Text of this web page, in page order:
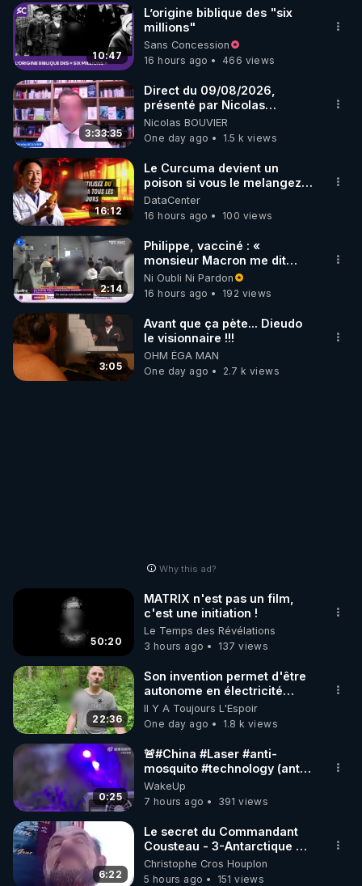
▶ 30 jours gratuit sur l’application de méditation et
de bien-être ENVOL :
Rendez-vous sur https://www.envol.app/code
le code : REGENERE
10:47
L’origine biblique des "six
millions"
Sans Concession
16 hours ago
466 views
3:33:35
Direct du 09/08/2026,
présenté par Nicolas
BOUVIER
Nicolas BOUVIER
One day ago
1.5 k views
16:12
Le Curcuma devient un
poison si vous le melangez
avec l'un de ces 3 aliments
DataCenter
16 hours ago
100 views
2:14
Philippe, vacciné : «
monsieur Macron me dit
qu'il emmerde ma fille, donc
moi je suis insulté »
Ni Oubli Ni Pardon
16 hours ago
192 views
3:05
Avant que ça pète... Dieudo
le visionnaire !!!
OHM ÉGA MAN
One day ago
2.7 k views
Why this ad?
50:20
MATRIX n'est pas un film,
c'est une initiation !
Le Temps des Révélations
3 hours ago
137 views
22:36
Son invention permet d'être
autonome en électricité
avec un simple ruisseau
Il Y A Toujours L'Espoir
One day ago
1.8 k views
0:25
🚨#China #Laser #anti-
mosquito #technology (anti
#moustique) Photon Matrix
WakeUp
7 hours ago
391 views
6:22
Le secret du Commandant
Cousteau - 3-Antarctique ou
l'une des deux portes des
enfers
Christophe Cros Houplon
5 hours ago
151 views